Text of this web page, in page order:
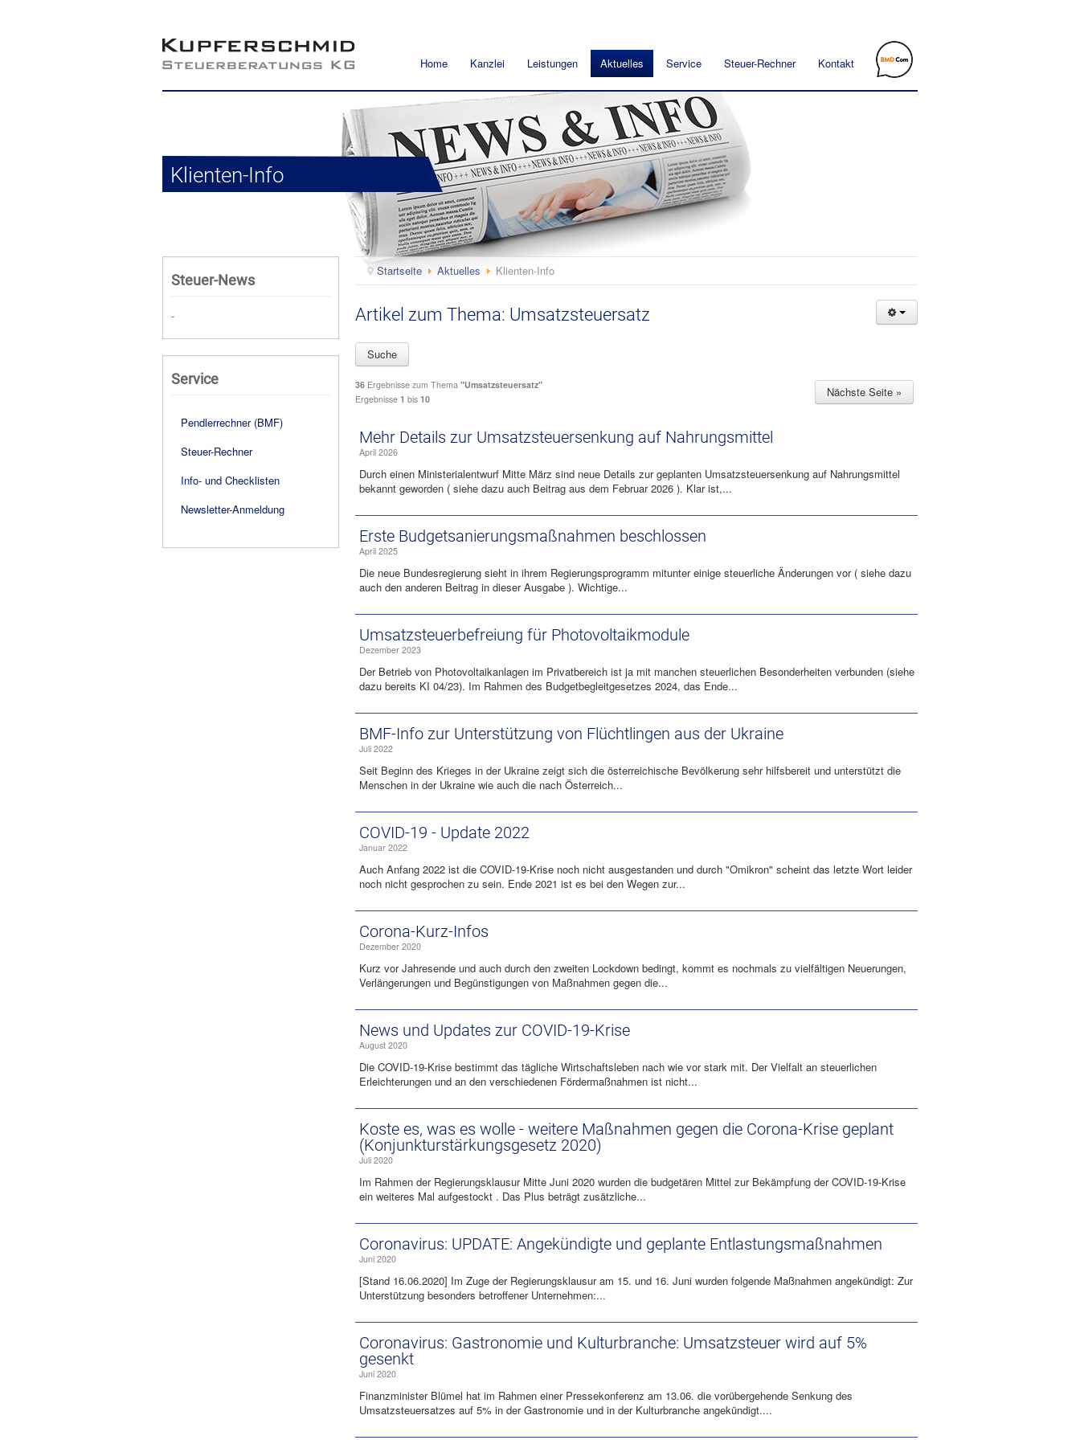
Home Kanzlei Leistungen Aktuelles Service Steuer-Rechner Kontakt
Klienten-Info
Steuer-News
-
Service
Pendlerrechner (BMF)
Steuer-Rechner
Info- und Checklisten
Newsletter-Anmeldung
Startseite Aktuelles Klienten-Info
Artikel zum Thema: Umsatzsteuersatz
Suche
36 Ergebnisse zum Thema "Umsatzsteuersatz"
Ergebnisse 1 bis 10 Nächste Seite »
Mehr Details zur Umsatzsteuersenkung auf Nahrungsmittel
April 2026
Durch einen Ministerialentwurf Mitte März sind neue Details zur geplanten Umsatzsteuersenkung auf Nahrungsmittel
bekannt geworden ( siehe dazu auch Beitrag aus dem Februar 2026 ). Klar ist,...
Erste Budgetsanierungs­maßnahmen beschlossen
April 2025
Die neue Bundesregierung sieht in ihrem Regierungsprogramm mitunter einige steuerliche Änderungen vor ( siehe dazu
auch den anderen Beitrag in dieser Ausgabe ). Wichtige...
Umsatzsteuerbefreiung für Photovoltaikmodule
Dezember 2023
Der Betrieb von Photovoltaikanlagen im Privatbereich ist ja mit manchen steuerlichen Besonderheiten verbunden (siehe
dazu bereits KI 04/23). Im Rahmen des Budgetbegleitgesetzes 2024, das Ende...
BMF-Info zur Unterstützung von Flüchtlingen aus der Ukraine
Juli 2022
Seit Beginn des Krieges in der Ukraine zeigt sich die österreichische Bevölkerung sehr hilfsbereit und unterstützt die
Menschen in der Ukraine wie auch die nach Österreich...
COVID-19 - Update 2022
Januar 2022
Auch Anfang 2022 ist die COVID-19-Krise noch nicht ausgestanden und durch "Omikron" scheint das letzte Wort leider
noch nicht gesprochen zu sein. Ende 2021 ist es bei den Wegen zur...
Corona-Kurz-Infos
Dezember 2020
Kurz vor Jahresende und auch durch den zweiten Lockdown bedingt, kommt es nochmals zu vielfältigen Neuerungen,
Verlängerungen und Begünstigungen von Maßnahmen gegen die...
News und Updates zur COVID-19-Krise
August 2020
Die COVID-19-Krise bestimmt das tägliche Wirtschaftsleben nach wie vor stark mit. Der Vielfalt an steuerlichen
Erleichterungen und an den verschiedenen Fördermaßnahmen ist nicht...
Koste es, was es wolle - weitere Maßnahmen gegen die Corona-Krise geplant
(Konjunkturstärkungsgesetz 2020)
Juli 2020
Im Rahmen der Regierungsklausur Mitte Juni 2020 wurden die budgetären Mittel zur Bekämpfung der COVID-19-Krise
ein weiteres Mal aufgestockt . Das Plus beträgt zusätzliche...
Coronavirus: UPDATE: Angekündigte und geplante Entlastungsmaßnahmen
Juni 2020
[Stand 16.06.2020] Im Zuge der Regierungsklausur am 15. und 16. Juni wurden folgende Maßnahmen angekündigt: Zur
Unterstützung besonders betroffener Unternehmen:...
Coronavirus: Gastronomie und Kulturbranche: Umsatzsteuer wird auf 5%
gesenkt
Juni 2020
Finanzminister Blümel hat im Rahmen einer Pressekonferenz am 13.06. die vorübergehende Senkung des
Umsatzsteuersatzes auf 5% in der Gastronomie und in der Kulturbranche angekündigt....